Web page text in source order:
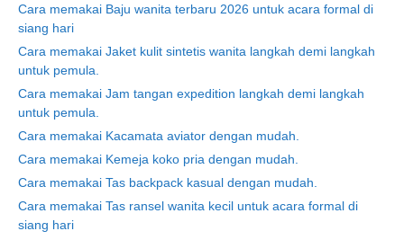
Cara memakai Baju wanita terbaru 2026 untuk acara formal di
siang hari
Cara memakai Jaket kulit sintetis wanita langkah demi langkah
untuk pemula.
Cara memakai Jam tangan expedition langkah demi langkah
untuk pemula.
Cara memakai Kacamata aviator dengan mudah.
Cara memakai Kemeja koko pria dengan mudah.
Cara memakai Tas backpack kasual dengan mudah.
Cara memakai Tas ransel wanita kecil untuk acara formal di
siang hari